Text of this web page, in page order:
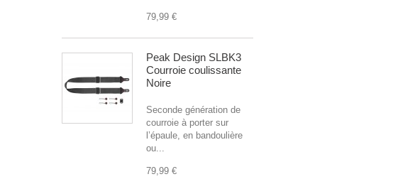
79,99 €
Peak Design SLBK3
Courroie coulissante
Noire
Seconde génération de
courroie à porter sur
l’épaule, en bandoulière
ou...
79,99 €